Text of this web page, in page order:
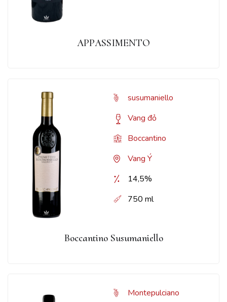
APPASSIMENTO
susumaniello
Vang đỏ
Boccantino
Vang Ý
14,5%
750 ml
Boccantino Susumaniello
Montepulciano